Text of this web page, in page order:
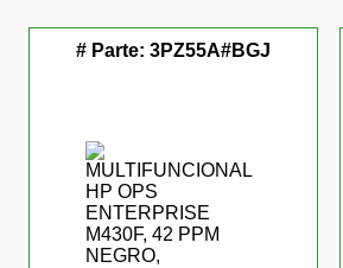
# Parte:3PZ55A#BGJ